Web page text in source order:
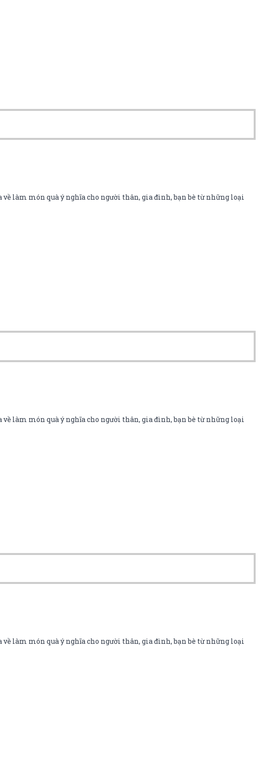
về làm món quà ý nghĩa cho người thân, gia đình, bạn bè từ những loại
về làm món quà ý nghĩa cho người thân, gia đình, bạn bè từ những loại
về làm món quà ý nghĩa cho người thân, gia đình, bạn bè từ những loại